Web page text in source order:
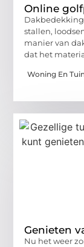
Online
stallen,
manier van
dat het
Woning En
Genieten
Nu het weer